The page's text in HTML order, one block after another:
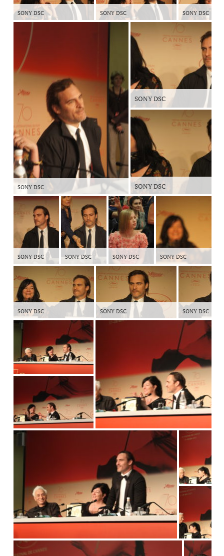
SONY DSC SONY DSC SONY DSC
SONY DSC
SONY DSC
SONY DSC
SONY DSC SONY DSC SONY DSC SONY DSC
SONY DSC SONY DSC SONY DSC